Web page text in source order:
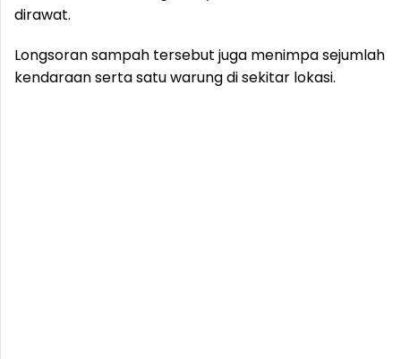
dirawat.
Longsoran sampah tersebut juga menimpa sejumlah
kendaraan serta satu warung di sekitar lokasi.